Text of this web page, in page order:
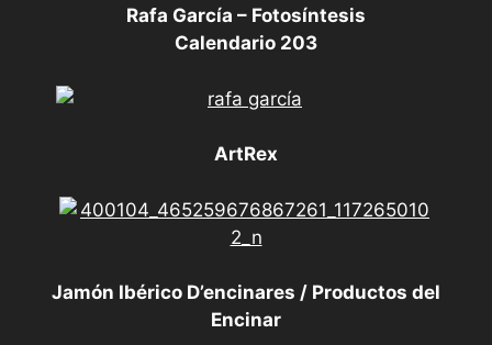
Rafa García – Fotosíntesis
Calendario 203
ArtRex
Jamón Ibérico D’encinares / Productos del
Encinar